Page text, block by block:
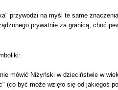
przywodzi na myśl te same
prywatnie za granicą, choć
mówić Niżyński w dzieciństwie w
(co być może wzięło się od jakiegoś